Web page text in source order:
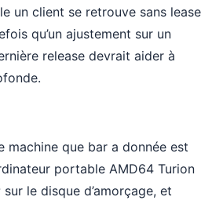
un client se retrouve sans lease
qu’un ajustement sur un
release devrait aider à
machine que bar a donnée est
portable AMD64 Turion
le disque d’amorçage, et